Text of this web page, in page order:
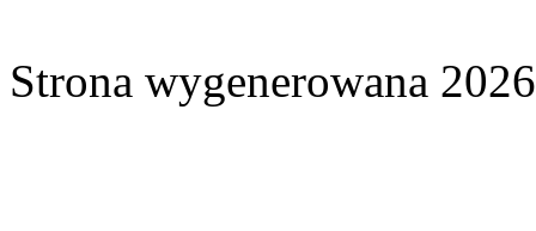
Strona wygenerowana